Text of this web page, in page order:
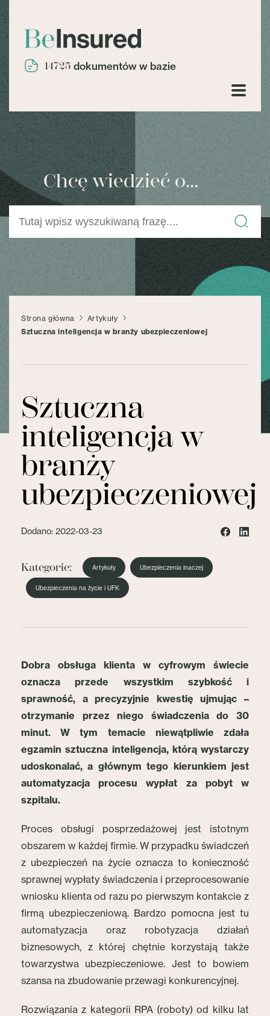
14725 dokumentów w bazie
Chcę wiedzieć o...
Strona główna
Artykuły
Sztuczna inteligencja w branży ubezpieczeniowej
Sztuczna
inteligencja w
branży
ubezpieczeniowej
Dodano: 2022-03-23
Kategorie: Artykuły Ubezpieczenia inaczej
Ubezpieczenia na życie i UFK
Dobra obsługa klienta w cyfrowym świecie
oznacza przede wszystkim szybkość i
sprawność, a precyzyjnie kwestię ujmując –
otrzymanie przez niego świadczenia do 30
minut. W tym temacie niewątpliwie zdała
egzamin sztuczna inteligencja, którą wystarczy
udoskonalać, a głównym tego kierunkiem jest
automatyzacja procesu wypłat za pobyt w
szpitalu.
Proces obsługi posprzedażowej jest istotnym
obszarem w każdej firmie. W przypadku świadczeń
z ubezpieczeń na życie oznacza to konieczność
sprawnej wypłaty świadczenia i przeprocesowanie
wniosku klienta od razu po pierwszym kontakcie z
firmą ubezpieczeniową. Bardzo pomocna jest tu
automatyzacja oraz robotyzacja działań
biznesowych, z której chętnie korzystają także
towarzystwa ubezpieczeniowe. Jest to bowiem
szansa na zbudowanie przewagi konkurencyjnej.
Rozwiązania z kategorii RPA (roboty) od kilku lat